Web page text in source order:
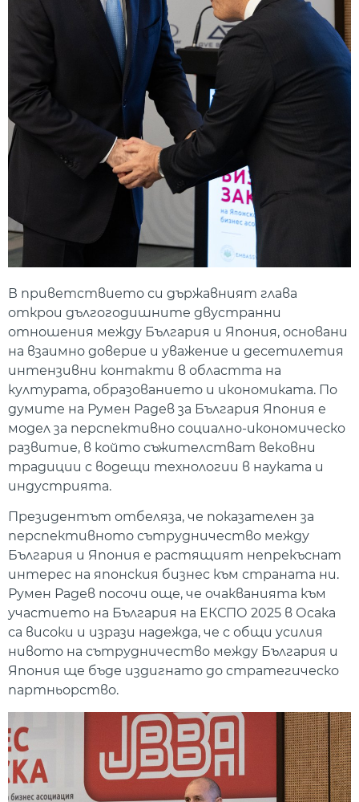
В приветствието си държавният глава
открои дългогодишните двустранни
отношения между България и Япония, основани
на взаимно доверие и уважение и десетилетия
интензивни контакти в областта на
културата, образованието и икономиката. По
думите на Румен Радев за България Япония е
модел за перспективно социално-икономическо
развитие, в който съжителстват вековни
традиции с водещи технологии в науката и
индустрията.
Президентът отбеляза, че показателен за
перспективното сътрудничество между
България и Япония е растящият непрекъснат
интерес на японския бизнес към страната ни.
Румен Радев посочи още, че очакванията към
участието на България на ЕКСПО 2025 в Осака
са високи и изрази надежда, че с общи усилия
нивото на сътрудничество между България и
Япония ще бъде издигнато до стратегическо
партньорство.